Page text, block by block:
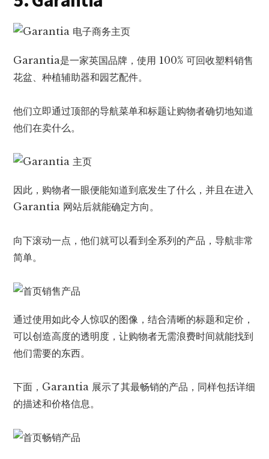
Garantia是一家英国品牌，使用 100% 可回收塑料销售
花盆、种植辅助器和园艺配件。
他们立即通过顶部的导航菜单和标题让购物者确切地知道
他们在卖什么。
因此，购物者一眼便能知道到底发生了什么，并且在进入
Garantia 网站后就能确定方向。
向下滚动一点，他们就可以看到全系列的产品，导航非常
简单。
通过使用如此令人惊叹的图像，结合清晰的标题和定价，
可以创造高度的透明度，让购物者无需浪费时间就能找到
他们需要的东西。
下面，Garantia 展示了其最畅销的产品，同样包括详细
的描述和价格信息。